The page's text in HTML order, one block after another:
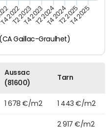
Gaillac-Graulhet)
T4 2022T2 2023T4 2023T2 2024T4 2024T2 2025T4 2025
Aussac
(81600)
Tarn
1 678 €/m2 1 443 €/m2
2 917 €/m2